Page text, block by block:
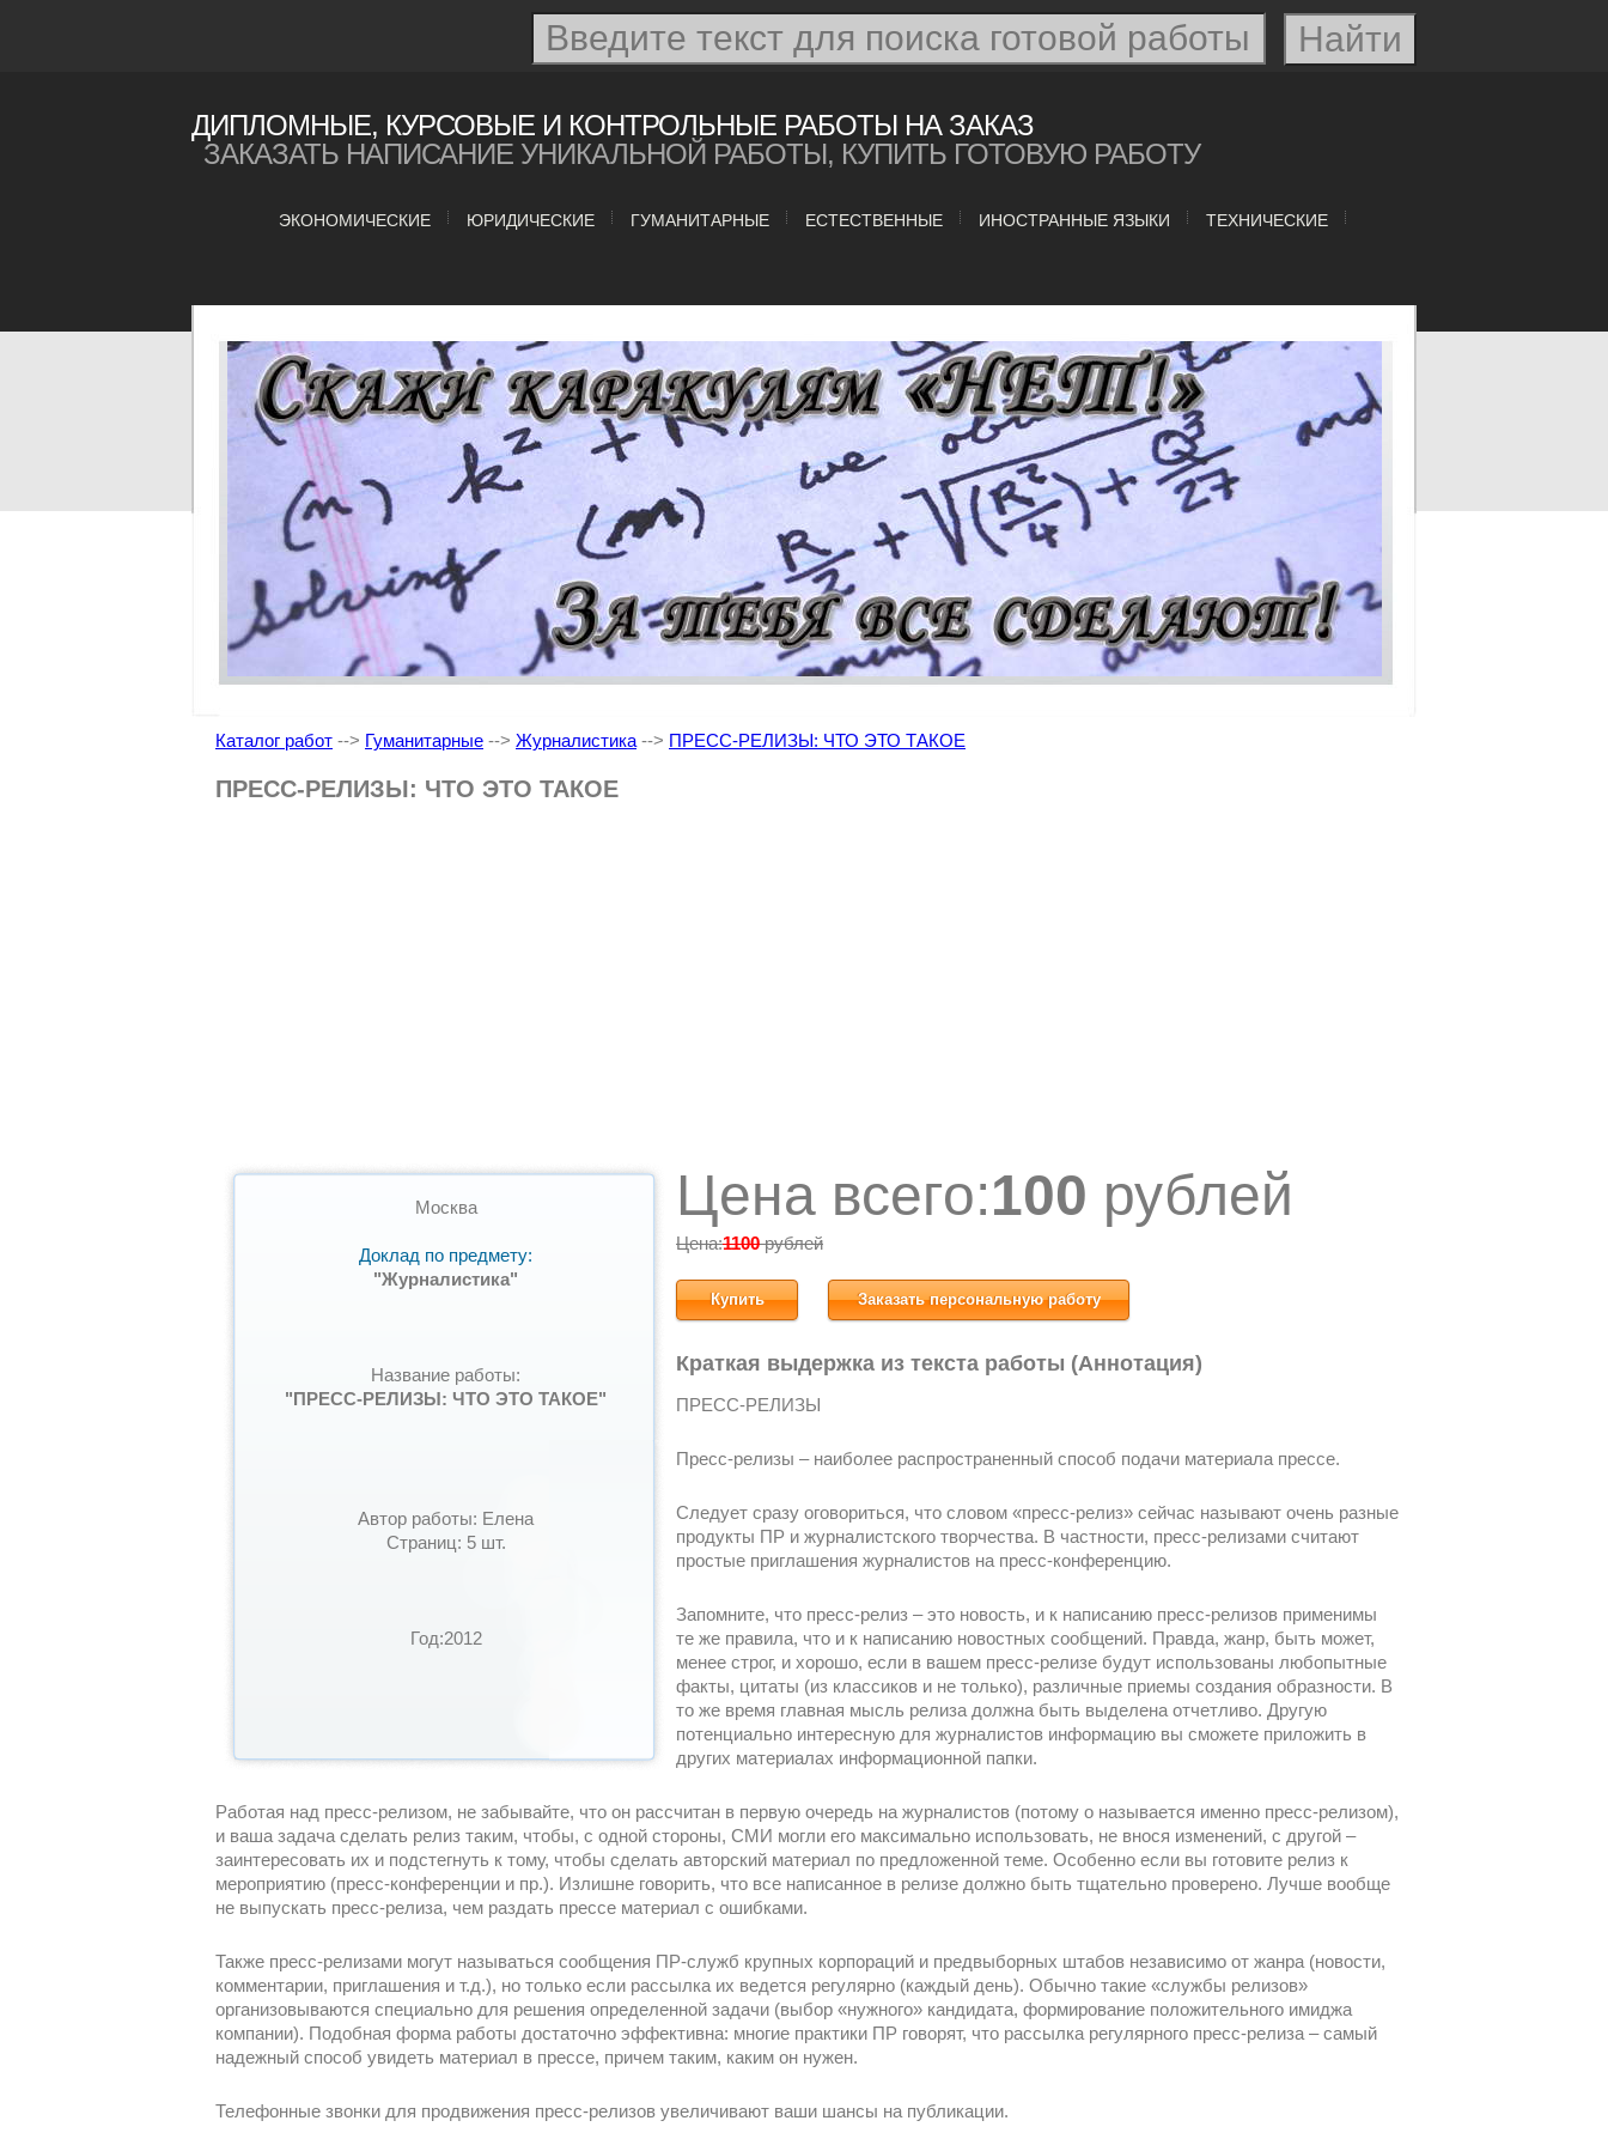
ДИПЛОМНЫЕ, КУРСОВЫЕ И КОНТРОЛЬНЫЕ РАБОТЫ НА ЗАКАЗ
ЗАКАЗАТЬ НАПИСАНИЕ УНИКАЛЬНОЙ РАБОТЫ, КУПИТЬ ГОТОВУЮ РАБОТУ
ЭКОНОМИЧЕСКИЕ ЮРИДИЧЕСКИЕ ГУМАНИТАРНЫЕ ЕСТЕСТВЕННЫЕ ИНОСТРАННЫЕ ЯЗЫКИ ТЕХНИЧЕСКИЕ
Каталог работ --> Гуманитарные --> Журналистика --> ПРЕСС-РЕЛИЗЫ: ЧТО ЭТО ТАКОЕ
ПРЕСС-РЕЛИЗЫ: ЧТО ЭТО ТАКОЕ
Москва
Доклад по предмету:
"Журналистика"
Название работы:
"ПРЕСС-РЕЛИЗЫ: ЧТО ЭТО ТАКОЕ"
Автор работы: Елена
Страниц: 5 шт.
Год:2012
Цена всего:100 рублей
Цена:1100рублей
Купить Заказать персональную работу
Краткая выдержка из текста работы (Аннотация)
ПРЕСС-РЕЛИЗЫ
Пресс-релизы – наиболее распространенный способ подачи материала прессе.
Следует сразу оговориться, что словом «пресс-релиз» сейчас называют очень разные
продукты ПР и журналистского творчества. В частности, пресс-релизами считают
простые приглашения журналистов на пресс-конференцию.
Запомните, что пресс-релиз – это новость, и к написанию пресс-релизов применимы
те же правила, что и к написанию новостных сообщений. Правда, жанр, быть может,
менее строг, и хорошо, если в вашем пресс-релизе будут использованы любопытные
факты, цитаты (из классиков и не только), различные приемы создания образности. В
то же время главная мысль релиза должна быть выделена отчетливо. Другую
потенциально интересную для журналистов информацию вы сможете приложить в
других материалах информационной папки.
Работая над пресс-релизом, не забывайте, что он рассчитан в первую очередь на журналистов (потому о называется именно пресс-релизом),
и ваша задача сделать релиз таким, чтобы, с одной стороны, СМИ могли его максимально использовать, не внося изменений, с другой –
заинтересовать их и подстегнуть к тому, чтобы сделать авторский материал по предложенной теме. Особенно если вы готовите релиз к
мероприятию (пресс-конференции и пр.). Излишне говорить, что все написанное в релизе должно быть тщательно проверено. Лучше вообще
не выпускать пресс-релиза, чем раздать прессе материал с ошибками.
Также пресс-релизами могут называться сообщения ПР-служб крупных корпораций и предвыборных штабов независимо от жанра (новости,
комментарии, приглашения и т.д.), но только если рассылка их ведется регулярно (каждый день). Обычно такие «службы релизов»
организовываются специально для решения определенной задачи (выбор «нужного» кандидата, формирование положительного имиджа
компании). Подобная форма работы достаточно эффективна: многие практики ПР говорят, что рассылка регулярного пресс-релиза – самый
надежный способ увидеть материал в прессе, причем таким, каким он нужен.
Телефонные звонки для продвижения пресс-релизов увеличивают ваши шансы на публикации.